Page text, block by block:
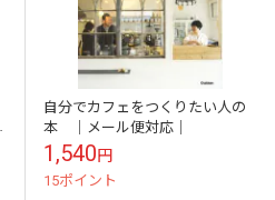
自分でカフェをつくりたい人の
本 ｜メール便対応｜
1,540円
15ポイント